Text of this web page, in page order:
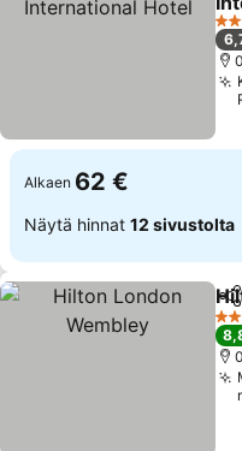
3
Alkaen 62 €
Näytä hinnat 12 sivustolta
4